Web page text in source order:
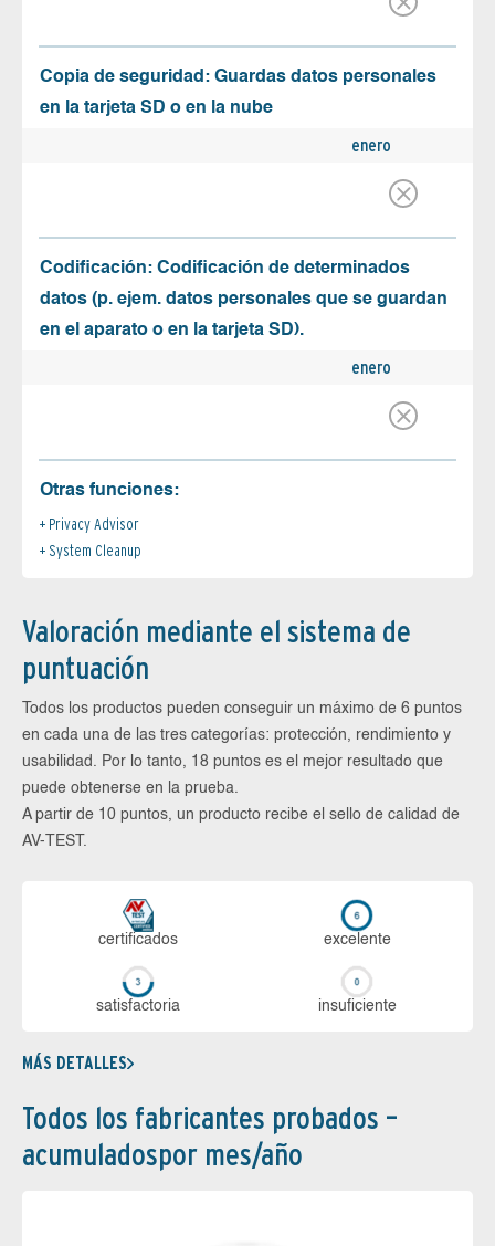
Copia de seguridad: Guardas datos personales
en la tarjeta SD o en la nube
enero
Codificación: Codificación de determinados
datos (p. ejem. datos personales que se guardan
en el aparato o en la tarjeta SD).
enero
Otras funciones:
Privacy Advisor
System Cleanup
Valoración mediante el sistema de
puntuación
Todos los productos pueden conseguir un máximo de 6 puntos
en cada una de las tres categorías: protección, rendimiento y
usabilidad. Por lo tanto, 18 puntos es el mejor resultado que
puede obtenerse en la prueba.
A partir de 10 puntos, un producto recibe el sello de calidad de
AV-TEST.
certi­ficados ex­ce­len­te
sa­tis­fac­to­ria in­su­fi­cien­te
MÁS DETALLES
Todos los fabricantes probados –
acumuladospor mes/año